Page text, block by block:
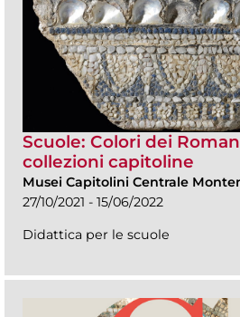
Scuole: Colori dei
collezioni capitoline
Musei Capitolini Centrale
27/10/2021 - 15/06/2022
Didattica per le scuole